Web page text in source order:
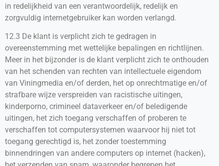
in redelijkheid van een verantwoordelijk, redelijk en
zorgvuldig internetgebruiker kan worden verlangd.
12.3 De klant is verplicht zich te gedragen in
overeenstemming met wettelijke bepalingen en richtlijnen.
Meer in het bijzonder is de klant verplicht zich te onthouden
van het schenden van rechten van intellectuele eigendom
van Viningmedia en/of derden, het op onrechtmatige en/of
strafbare wijze verspreiden van racistische uitingen,
kinderporno, crimineel dataverkeer en/of beledigende
uitingen, het zich toegang verschaffen of proberen te
verschaffen tot computersystemen waarvoor hij niet tot
toegang gerechtigd is, het zonder toestemming
binnendringen van andere computers op internet (hacken),